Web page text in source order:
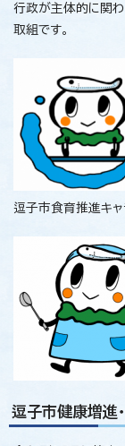
行政が主体的に関わ
取組です。
逗子市食育推進キャ
逗子市健康増進